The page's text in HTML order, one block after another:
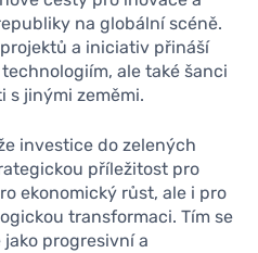
na globální scéně.
a iniciativ přináší
ale také šanci
s jinými zeměmi.
investice do zelených
příležitost pro
ekonomický růst, ale i pro
transformaci. Tím se
progresivní a